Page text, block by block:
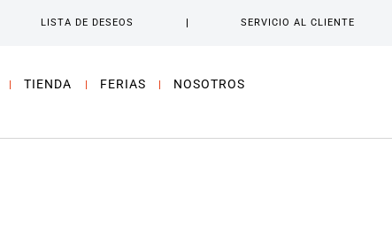
LISTA DE DESEOS SERVICIO AL CLIENTE
TIENDA FERIAS NOSOTROS